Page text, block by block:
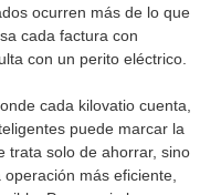
ocurren más de lo que
cada factura con
con un perito eléctrico.
cada kilovatio cuenta,
puede marcar la
trata solo de ahorrar, sino
más eficiente,